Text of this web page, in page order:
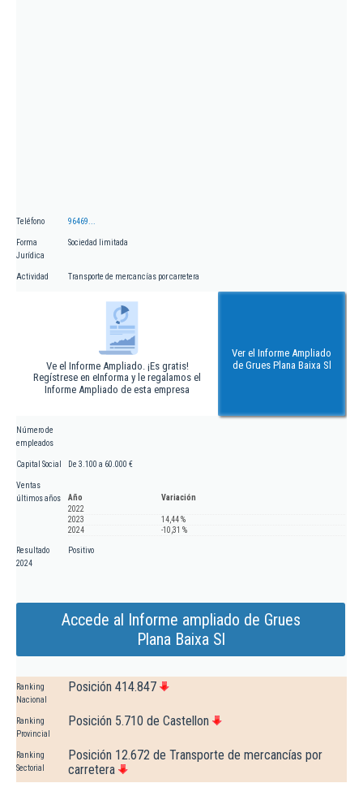
Teléfono 96469...
Forma
Jurídica
Sociedad limitada
Actividad Transporte de mercancías por carretera
Ve el Informe Ampliado. ¡Es gratis!
Regístrese en eInforma y le regalamos el
Informe Ampliado de esta empresa
Ver el Informe Ampliado
de Grues Plana Baixa Sl
Número de
empleados
Capital Social De 3.100 a 60.000 €
Ventas
últimos años
Año
Variación
2022
2023
14,44 %
2024
-10,31 %
Resultado
2024
Positivo
Accede al Informe ampliado de Grues
Plana Baixa Sl
Ranking
Nacional
Posición 414.847
Ranking
Provincial
Posición 5.710 de Castellon
Ranking
Sectorial
Posición 12.672 de Transporte de mercancías por
carretera